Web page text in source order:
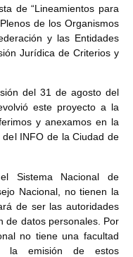
de “Lineamientos para
de los Organismos
y las Entidades
Jurídica de Criterios y
del 31 de agosto del
este proyecto a la
y anexamos en la
INFO de la Ciudad de
Sistema Nacional de
Nacional, no tienen la
de ser las autoridades
de datos personales. Por
no tiene una facultad
la emisión de estos